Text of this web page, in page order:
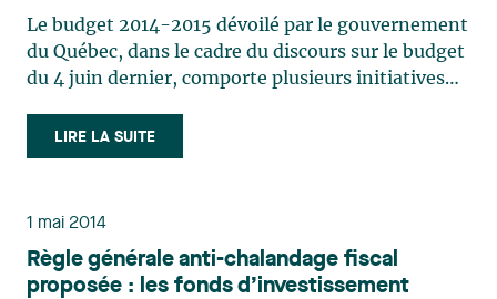
Capital
Le budget 2014-2015 dévoilé par le gouvernement
du Québec, dans le cadre du discours sur le budget
du 4 juin dernier, comporte plusieurs initiatives
risque. Ce budget prévoit en effet plusieurs
mesures qui rendront disponibles 560 millions de
LIRE LA SUITE
1 mai 2014
Règle générale anti-chalandage fiscal
proposée : les fonds d’investissement